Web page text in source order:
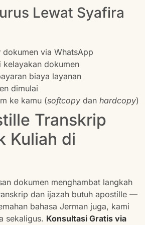
Lewat Syafira
dokumen via WhatsApp
kelayakan dokumen
biaya layanan
dimulai
ke kamu (softcopy dan hardcopy)
Transkrip
Kuliah di
dokumen menghambat langkah
dan ijazah butuh apostille —
bahasa Jerman juga, kami
sekaligus. Konsultasi Gratis via